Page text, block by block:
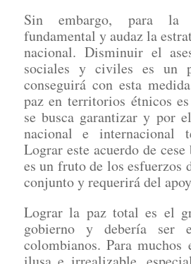
Sin embargo, para
fundamental y audaz la
nacional. Disminuir el
sociales y civiles es un
conseguirá con esta
paz en territorios étnicos
se busca garantizar y por
nacional e internacional
Lograr este acuerdo de
es un fruto de los esfuerzos
conjunto y requerirá del
Lograr la paz total es el
gobierno y debería ser
colombianos. Para muchos